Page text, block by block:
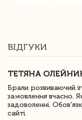
ВІДГУКИ
ТЕТЯНА
Брали розвиваючий
замовлення вчасно.
задоволенні.
сайті.